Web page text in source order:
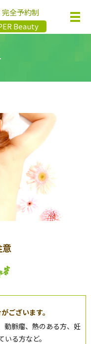
全予約制
Beauty
メ
意
ございます。
動脈瘤、熱のある方、妊
る方など。